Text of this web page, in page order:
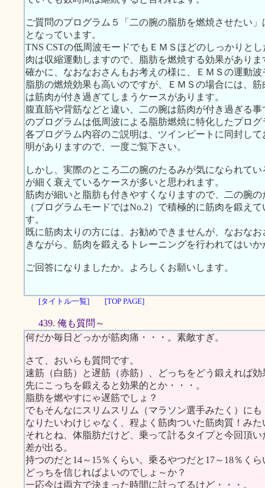
ご質問のプログラム５「二の腕の脂肪を燃焼させたい
となっています。
TNS CSTの低周波モードでもＥＭＳほどのしっかりと
肉は収縮運動しますので、脂肪を燃焼する効果がありま
確かに、なおなおさんもお考えの様に、ＥＭＳの運動
脂肪の燃焼効果も高いのですが、ＥＭＳの場合には、
は筋肉が付き過ぎてしまうケースがあります。
腹直筋や背筋などと違い、二の腕は筋肉が付き過ぎる
のプログラムは低周波による脂肪燃焼に特化したプロ
各プログラム内容のご説明は、ツインビートに同封し
明がありますので、一度ご覧下さい。
しかし、実際のところ二の腕のたるみが気になられて
が細く衰えているケースが多いと思われます。
筋肉が細いと脂肪も付きやすくなりますので、二の腕
（プログラムモードではNo.2）で積極的に筋肉を鍛え
す。
既に筋肉太りの方には、お勧めできませんが、なおな
きながら、筋肉を鍛えるトレーニングを行われてはい
ご回答になりましたか。よろしくお願いします。
[タイトル一覧] [TOP PAGE]
439. 俺も質問～
何だか毎日どっかが筋肉痛・・・。素敵すぎ。
さて、おいらも質問です。
速筋（白筋）と遅筋（赤筋）、どっちをどう鍛えれば
先にこっちを鍛えると効果的とか・・・。
脂肪を燃やすにゃ遅筋でしょ？
でもそんなにスリムスリム（マラソン選手みたく）にも
なりたいわけじゃなく、程よく筋肉ついた筋肉質！み
それとね、体脂肪だけど、乗って計るタイプと今回頂
差が出る。
持つのだと14～15％くらい。乗るやつだと17～18％くら
どっちを信じればよいのでしょ～か？
一応今は両方で決まった時間に計ってるけど・・・。